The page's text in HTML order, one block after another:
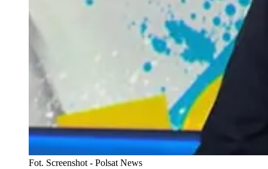
Fot. Screenshot - Polsat News